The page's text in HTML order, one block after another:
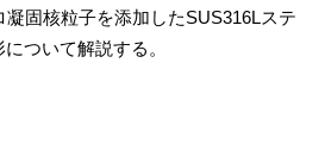
固核粒子を添加したSUS316Lステ
ついて解説する。